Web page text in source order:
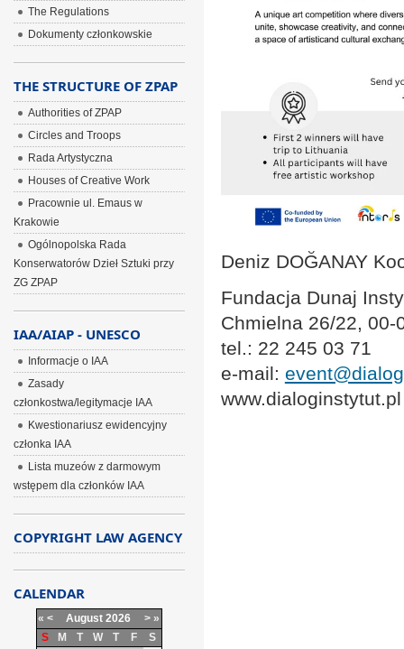
Deniz DOĞANAY
Fundacja Dunaj
Chmielna 26/22, 00-
tel.: 22 245 03 71
e-mail:
www.dialoginstytut.pl
The Regulations
Dokumenty członkowskie
THE STRUCTURE OF ZPAP
Authorities of ZPAP
Circles and Troops
Rada Artystyczna
Houses of Creative Work
Pracownie ul. Emaus w
Krakowie
Ogólnopolska Rada
Konserwatorów Dzieł Sztuki przy
ZG ZPAP
IAA/AIAP - UNESCO
Informacje o IAA
Zasady
członkostwa/legitymacje IAA
Kwestionariusz ewidencyjny
członka IAA
Lista muzeów z darmowym
wstępem dla członków IAA
COPYRIGHT LAW AGENCY
CALENDAR
« < August 2026 > »
S
M T W T F
S